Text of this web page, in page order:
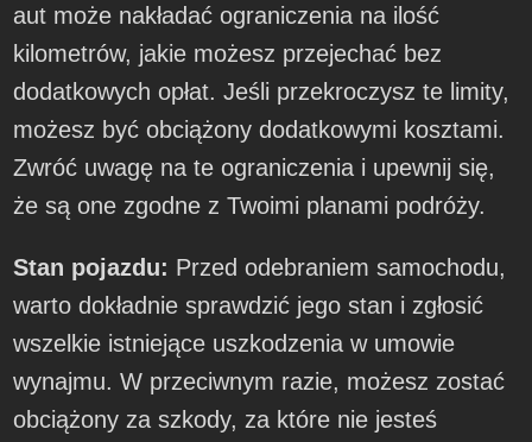
aut może nakładać ograniczenia na ilość
kilometrów, jakie możesz przejechać bez
dodatkowych opłat. Jeśli przekroczysz te limity,
możesz być obciążony dodatkowymi kosztami.
Zwróć uwagę na te ograniczenia i upewnij się,
że są one zgodne z Twoimi planami podróży.
Stan pojazdu: Przed odebraniem samochodu,
warto dokładnie sprawdzić jego stan i zgłosić
wszelkie istniejące uszkodzenia w umowie
wynajmu. W przeciwnym razie, możesz zostać
obciążony za szkody, za które nie jesteś